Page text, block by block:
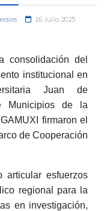
16 Julio 2025
consolidación del
institucional en
Juan de
Municipios de la
firmaron el
de Cooperación
articular esfuerzos
regional para la
en investigación,